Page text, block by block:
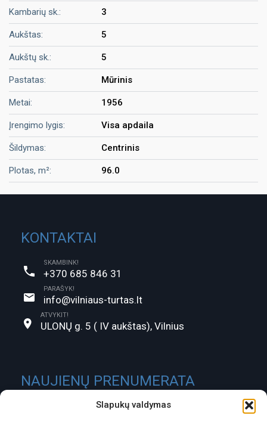
Slapukų valdymas
Kambarių sk.: 3
Aukštas: 5
Aukštų sk.: 5
Pastatas: Mūrinis
Metai: 1956
Įrengimo lygis: Visa apdaila
Šildymas: Centrinis
Plotas, m²: 96.0
KONTAKTAI
SKAMBINK!
+370 685 846 31
PARAŠYK!
info@vilniaus-turtas.lt
ATVYKIT!
ULONŲ g. 5 ( IV aukštas), Vilnius
NAUJIENŲ PRENUMERATA